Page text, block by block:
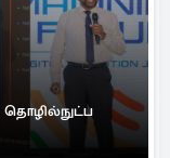
தொழில்நுட்ப